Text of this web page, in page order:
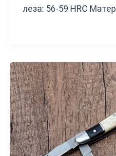
леза: 56-59 HRC